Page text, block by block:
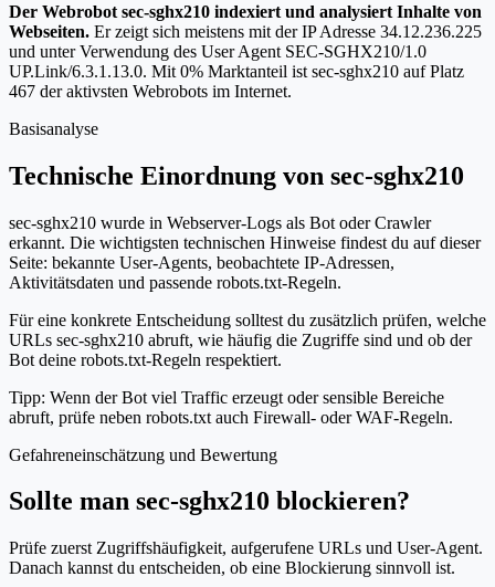
Der Webrobot sec-sghx210 indexiert und analysiert Inhalte von
Webseiten. Er zeigt sich meistens mit der IP Adresse 34.12.236.225
und unter Verwendung des User Agent SEC-SGHX210/1.0
UP.Link/6.3.1.13.0. Mit 0% Marktanteil ist sec-sghx210 auf Platz
467 der aktivsten Webrobots im Internet.
Basisanalyse
Technische Einordnung von sec-sghx210
sec-sghx210 wurde in Webserver-Logs als Bot oder Crawler
erkannt. Die wichtigsten technischen Hinweise findest du auf dieser
Seite: bekannte User-Agents, beobachtete IP-Adressen,
Aktivitätsdaten und passende robots.txt-Regeln.
Für eine konkrete Entscheidung solltest du zusätzlich prüfen, welche
URLs sec-sghx210 abruft, wie häufig die Zugriffe sind und ob der
Bot deine robots.txt-Regeln respektiert.
Tipp: Wenn der Bot viel Traffic erzeugt oder sensible Bereiche
abruft, prüfe neben robots.txt auch Firewall- oder WAF-Regeln.
Gefahreneinschätzung und Bewertung
Sollte man sec-sghx210 blockieren?
Prüfe zuerst Zugriffshäufigkeit, aufgerufene URLs und User-Agent.
Danach kannst du entscheiden, ob eine Blockierung sinnvoll ist.